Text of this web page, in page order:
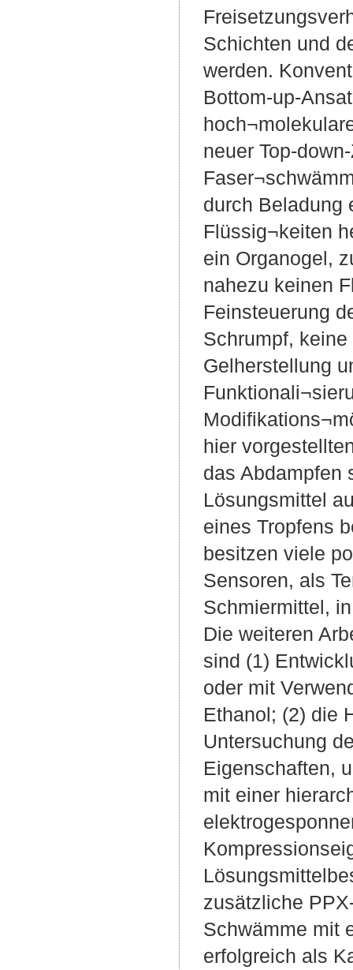
Schichten und
werden.
Bottom-up-
neuer Top-
durch Beladung
Flüssig¬keiten
ein Organogel,
nahezu keinen
Feinsteuerung
Schrumpf,
Gelherstellung
hier
das Abdampfen
Lösungsmittel
eines Tropfens
besitzen viele
Sensoren, als
Schmiermittel,
Die weiteren
sind (1)
oder mit
Ethanol; (2) die
Untersuchung
Eigenschaften,
mit einer
zusätzliche
Schwämme mit
erfolgreich als